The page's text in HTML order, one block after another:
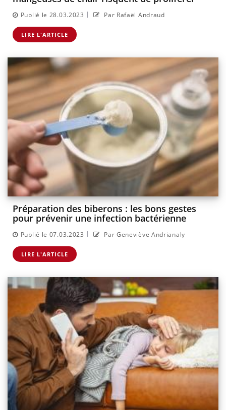
Publié le 28.03.2023 | Par Rafaël Andraud
LIRE L'ARTICLE
Préparation des biberons : les bons gestes
pour prévenir une infection bactérienne
Publié le 07.03.2023 | Par Geneviève Andrianaly
LIRE L'ARTICLE